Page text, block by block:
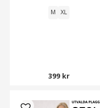
M XL
399 kr